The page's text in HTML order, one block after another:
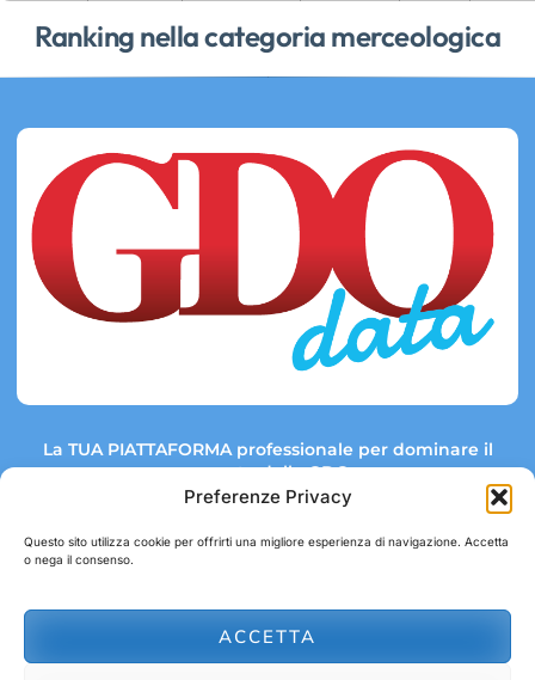
Preferenze Privacy
Questo sito utilizza cookie per offrirti una migliore esperienza di navigazione. Accetta
o nega il consenso.
ACCETTA
Ranking nella categoria merceologica
La TUA PIATTAFORMA professionale per dominare il
mercato della GDO.
Link rapidi:
abbonamenti@gdodata.it